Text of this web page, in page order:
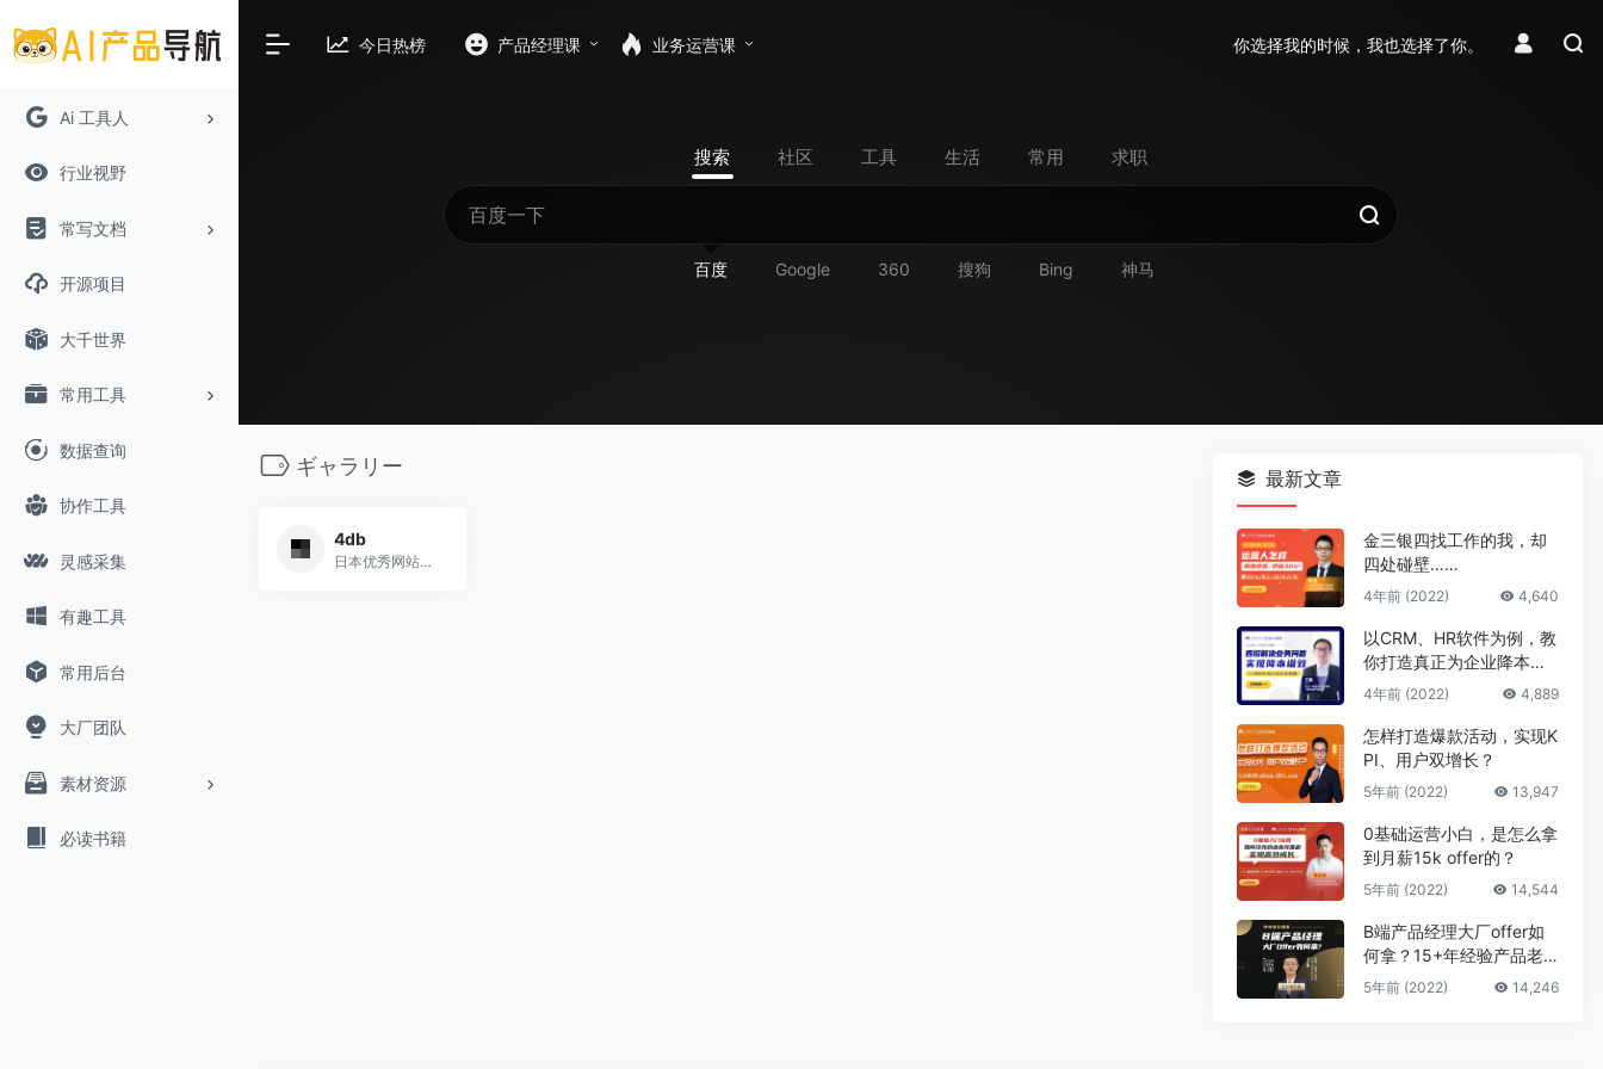
Ai 工具人
行业视野
常写文档
开源项目
大千世界
常用工具
数据查询
协作工具
灵感采集
有趣工具
常用后台
大厂团队
素材资源
必读书籍
今日热榜 产品经理课 业务运营课 你选择我的时候，我也选择了你。
搜索 社区 工具 生活 常用 求职
百度 Google 360 搜狗 Bing 神马
ギャラリー
4db
日本优秀网站推荐
最新文章
金三银四找工作的我，却
四处碰壁……
4年前 (2022) 4,640
以CRM、HR软件为例，教
你打造真正为企业降本增
效的B端产品
4年前 (2022) 4,889
怎样打造爆款活动，实现K
PI、用户双增长？
5年前 (2022) 13,947
0基础运营小白，是怎么拿
到月薪15k offer的？
5年前 (2022) 14,544
B端产品经理大厂offer如
何拿？15+年经验产品老
司机告诉你答案
5年前 (2022) 14,246